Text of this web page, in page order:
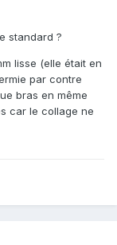
standard ?
lisse (elle était en
par contre
bras en même
car le collage ne